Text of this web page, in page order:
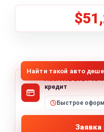
Найти такой авто
Audi A6L 2024 45
кредит
Быстрое
Заявка